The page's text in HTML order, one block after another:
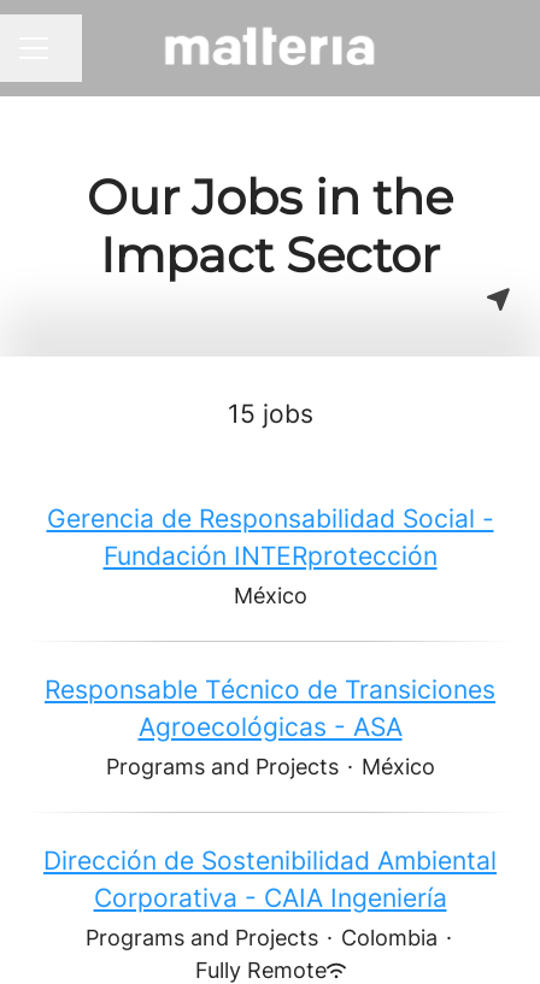
Our Jobs in the
Impact Sector
15 jobs
Gerencia de Responsabilidad Social -
Fundación INTERprotección
México
Responsable Técnico de Transiciones
Agroecológicas - ASA
Programs and Projects · México
Dirección de Sostenibilidad Ambiental
Corporativa - CAIA Ingeniería
Programs and Projects · Colombia ·
Fully Remote